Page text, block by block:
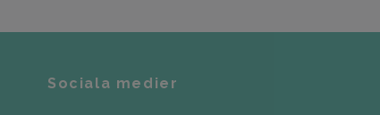
Sociala medier